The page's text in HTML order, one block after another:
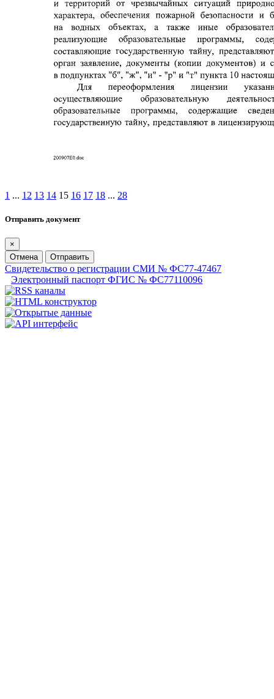
1 ... 12 13 14 15 16 17 18 ... 28
Отправить документ
×
Отмена
Отправить
Свидетельство о регистрации СМИ № ФС77-47467
Электронный паспорт ФГИС № ФС77110096